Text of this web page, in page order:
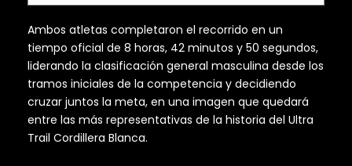
Ambos atletas completaron el recorrido en un
tiempo oficial de 8 horas, 42 minutos y 50 segundos,
liderando la clasificación general masculina desde los
tramos iniciales de la competencia y decidiendo
cruzar juntos la meta, en una imagen que quedará
entre las más representativas de la historia del Ultra
Trail Cordillera Blanca.